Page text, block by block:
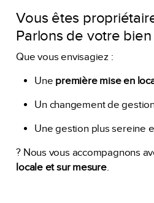
Vous êtes
Parlons de votre bien
Que vous envisagiez :
Une première mise en
Un changement de
Une gestion plus sereine
? Nous vous accompagnons
locale et sur mesure.